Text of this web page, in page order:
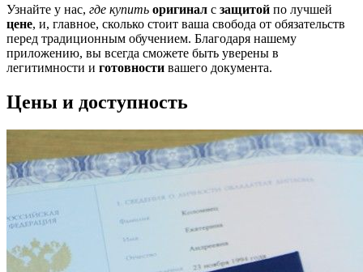
Узнайте у нас, где купить оригинал с защитой по лучшей
цене, и, главное, сколько стоит ваша свобода от обязательств
перед традиционным обучением. Благодаря нашему
приложению, вы всегда сможете быть уверены в
легитимности и готовности вашего документа.
Цены и доступность